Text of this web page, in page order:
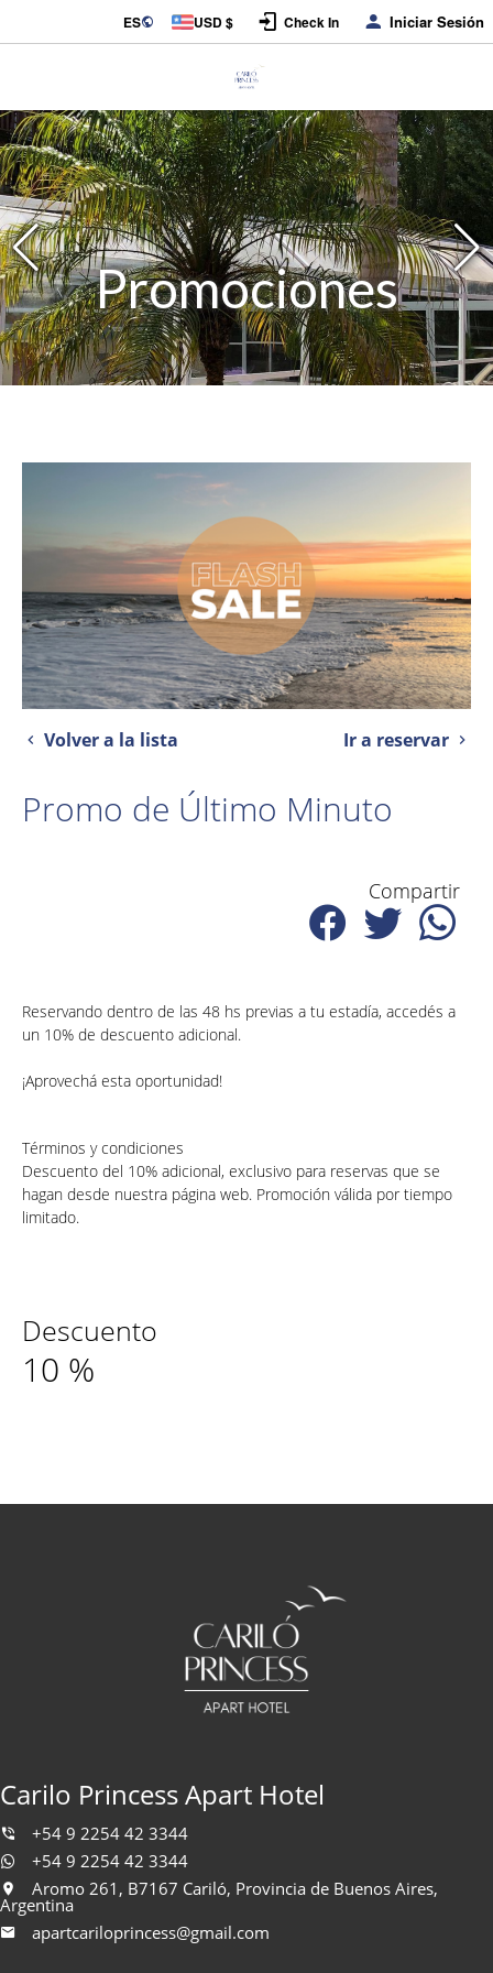
ES USD $ Check In Iniciar Sesión
Promociones
Volver a la lista Ir a reservar
Promo de Último Minuto
Compartir
Reservando dentro de las 48 hs previas a tu estadía, accedés a
un 10% de descuento adicional.
¡Aprovechá esta oportunidad!
Términos y condiciones
Descuento del 10% adicional, exclusivo para reservas que se
hagan desde nuestra página web. Promoción válida por tiempo
limitado.
Descuento
10 %
Carilo Princess Apart Hotel
+54 9 2254 42 3344
+54 9 2254 42 3344
Aromo 261, B7167 Cariló, Provincia de Buenos Aires,
Argentina
apartcariloprincess@gmail.com